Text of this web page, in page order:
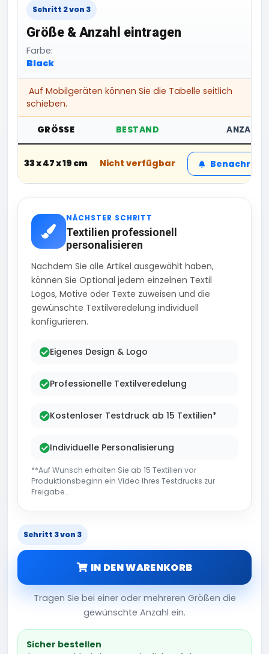
Schritt 2 von 3
Größe & Anzahl eintragen
Farbe:
Black
Auf Mobilgeräten können Sie die Tabelle seitlich
schieben.
GRÖSSE BESTAND ANZAHL
33 x 47 x 19 cm Nicht verfügbar
NÄCHSTER SCHRITT
Textilien professionell
personalisieren
Nachdem Sie alle Artikel ausgewählt haben,
können Sie Optional jedem einzelnen Textil
Logos, Motive oder Texte zuweisen und die
gewünschte Textilveredelung individuell
konfigurieren.
Eigenes Design & Logo
Professionelle Textilveredelung
Kostenloser Testdruck ab 15 Textilien*
Individuelle Personalisierung
**Auf Wunsch erhalten Sie ab 15 Textilien vor
Produktionsbeginn ein Video Ihres Testdrucks zur
Freigabe..
Schritt 3 von 3
IN DEN WARENKORB
Tragen Sie bei einer oder mehreren Größen die
gewünschte Anzahl ein.
Sicher bestellen